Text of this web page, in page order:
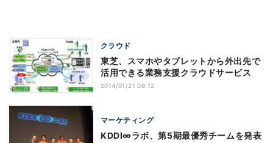
クラウド
東芝、スマホやタブレットから外出先で
活用できる業務支援クラウドサービス
2014/01/21 08:12
マーケティング
KDDI∞ラボ、第5期最優秀チームを発表